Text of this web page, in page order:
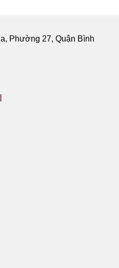
Phường 27, Quận Bình